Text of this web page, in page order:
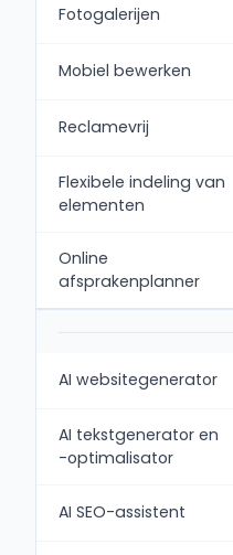
Fotogalerijen
Mobiel bewerken
Reclamevrij
Flexibele indeling van
elementen
Online
afsprakenplanner
AI websitegenerator
AI tekstgenerator en
-optimalisator
AI SEO-assistent